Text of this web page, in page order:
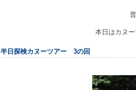
本日はカヌ
半日探検カヌーツアー 3の回